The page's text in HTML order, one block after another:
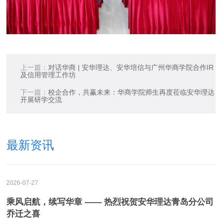
上一篇： 对话华商 | 安华理达、安华培信与广州华商学院合作IR
及信用管理工作坊
下一篇：校企合作，共赢未来：华商学院师生再度莅临安华理达
开展研学交流
最新资讯
2026-07-27
乘风启航，续写华章 —— 热烈祝贺安华理达青岛分公司
乔迁之喜